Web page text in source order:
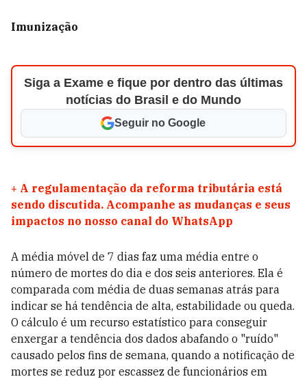
Imunização
Siga a Exame e fique por dentro das últimas
notícias do Brasil e do Mundo
Seguir no Google
+ A regulamentação da reforma tributária está
sendo discutida. Acompanhe as mudanças e seus
impactos no nosso canal do WhatsApp
A média móvel de 7 dias faz uma média entre o
número de mortes do dia e dos seis anteriores. Ela é
comparada com média de duas semanas atrás para
indicar se há tendência de alta, estabilidade ou queda.
O cálculo é um recurso estatístico para conseguir
enxergar a tendência dos dados abafando o "ruído"
causado pelos fins de semana, quando a notificação de
mortes se reduz por escassez de funcionários em